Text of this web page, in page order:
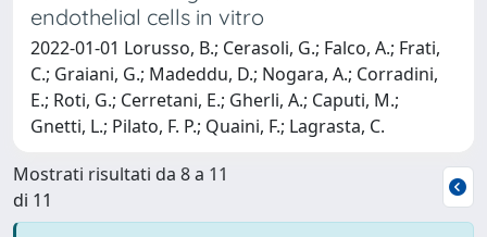
endothelial cells in vitro
2022-01-01 Lorusso, B.; Cerasoli, G.; Falco, A.; Frati,
C.; Graiani, G.; Madeddu, D.; Nogara, A.; Corradini,
E.; Roti, G.; Cerretani, E.; Gherli, A.; Caputi, M.;
Gnetti, L.; Pilato, F. P.; Quaini, F.; Lagrasta, C.
Mostrati risultati da 8 a 11
di 11